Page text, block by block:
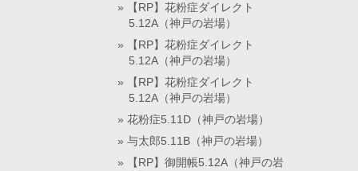
【RP】花粉症ダイレクト
5.12A（神戸の岩場）
【RP】花粉症ダイレクト
5.12A（神戸の岩場）
【RP】花粉症ダイレクト
5.12A（神戸の岩場）
花粉症5.11D（神戸の岩場）
与太郎5.11B（神戸の岩場）
【RP】御開帳5.12A（神戸の岩